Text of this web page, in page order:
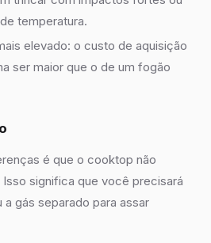
temperatura.
elevado: o custo de aquisição
ser maior que o de um fogão
é que o cooktop não
significa que você precisará
gás separado para assar